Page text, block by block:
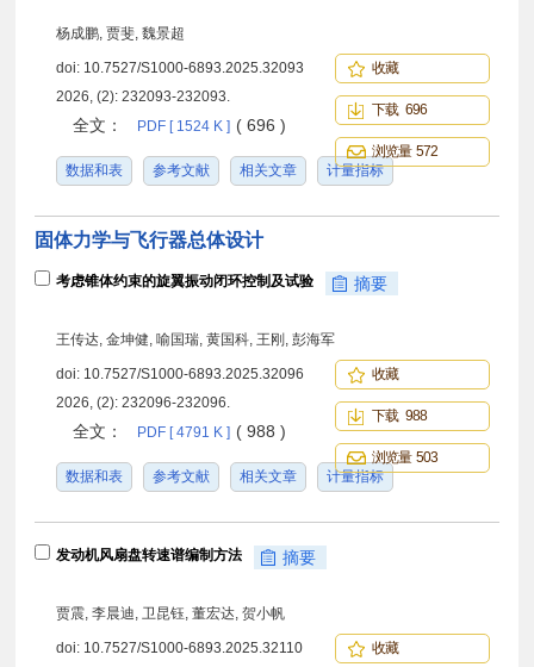
杨成鹏, 贾斐, 魏景超
doi: 10.7527/S1000-6893.2025.32093
2026, (2): 232093-232093.
全文： PDF [ 1524 K ] ( 696 )
数据和表 参考文献 相关文章 计量指标
收藏
下载 696
浏览量 572
固体力学与飞行器总体设计
考虑锥体约束的旋翼振动闭环控制及试验 摘要
王传达, 金坤健, 喻国瑞, 黄国科, 王刚, 彭海军
doi: 10.7527/S1000-6893.2025.32096
2026, (2): 232096-232096.
全文： PDF [ 4791 K ] ( 988 )
数据和表 参考文献 相关文章 计量指标
收藏
下载 988
浏览量 503
发动机风扇盘转速谱编制方法 摘要
贾震, 李晨迪, 卫昆钰, 董宏达, 贺小帆
doi: 10.7527/S1000-6893.2025.32110
收藏